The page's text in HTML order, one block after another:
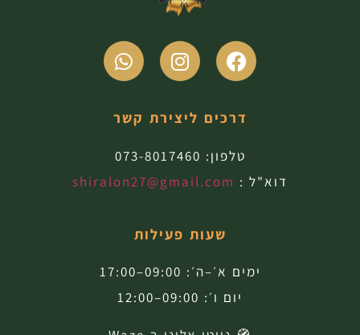
דרכים ליצירת קשר
טלפון: 073-8017460
דוא"ל : shiralon27@gmail.com
שעות פעילות
ימים א׳–ה׳: 09:00–17:00
יום ו׳: 09:00–12:00